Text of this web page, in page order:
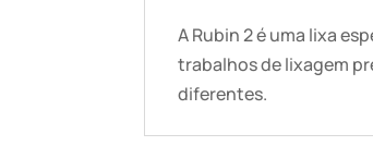
A Rubin 2 é uma lixa
trabalhos de lixagem
diferentes.